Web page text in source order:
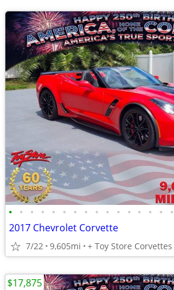
• • • • • • • • • • • • • • • •
2017 Chevrolet Corvette
7/22 9,605mi + Toy Store Corvettes
$17,875